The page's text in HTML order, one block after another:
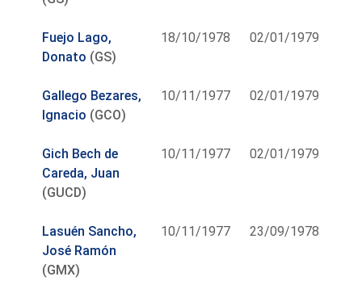
Fuejo Lago,
Donato (GS)
18/10/1978 02/01/1979
Gallego Bezares,
Ignacio (GCO)
10/11/1977 02/01/1979
Gich Bech de
Careda, Juan
(GUCD)
10/11/1977 02/01/1979
Lasuén Sancho,
José Ramón
(GMX)
10/11/1977 23/09/1978